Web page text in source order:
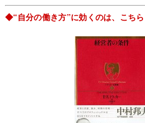
◆“自分の働き方”に効くのは、こちら